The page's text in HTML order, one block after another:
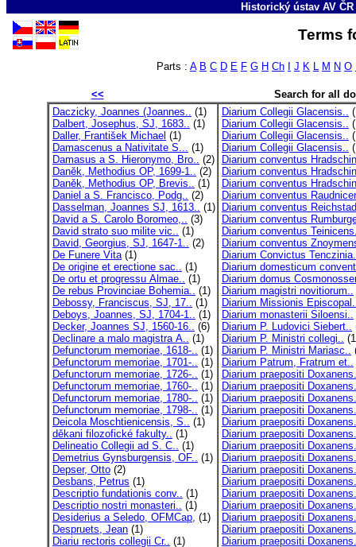
Historický ústav AV
Terms
Parts : A B C D E F G H Ch J K L M N O
<<
Search for all
Daczicky, Joannes (Joannes.. (1)
Dalbert, Josephus, SJ, 1683.. (1)
Daller, František Michael (1)
Damascenus a Nativitate S... (1)
Damasus a S. Hieronymo, Bro.. (2)
Daněk, Methodius OP, 1699-1.. (2)
Daněk, Methodius OP, Brevis.. (1)
Daniel a S. Francisco, Podg.. (2)
Dasselman, Joannes SJ, 1613.. (1)
David a S. Carolo Boromeo,.. (3)
David strato suo milite vic.. (1)
David, Georgius, SJ, 1647-1.. (2)
De Funere Vita(1)
De origine et erectione sac.. (1)
De ortu et progressu Almae.. (1)
De rebus Provinciae Bohemia.. (1)
Debossy, Franciscus, SJ, 17.. (1)
Deboys, Joannes, SJ, 1704-1.. (1)
Decker, Joannes SJ, 1560-16.. (6)
Declinare a malo magistra A.. (1)
Defunctorum memoriae, 1618-.. (1)
Defunctorum memoriae, 1701-.. (1)
Defunctorum memoriae, 1726-.. (1)
Defunctorum memoriae, 1760-.. (1)
Defunctorum memoriae, 1780-.. (1)
Defunctorum memoriae, 1798-.. (1)
Deicola Moschtienicensis, S.. (1)
děkani filozofické fakulty.. (1)
Delineatio Collegii ad S. C.. (1)
Demetrius Gynsburgensis, OF.. (1)
Depser, Otto (2)
Desbans, Petrus (1)
Descriptio fundationis conv.. (1)
Descriptio nostri monasteri.. (1)
Desiderius a Seledo, OFMCap, (1)
Despruets, Jean (1)
Diariu rectoris collegii Cr.. (1)
Diarium Collegii Glacensis..
Diarium Collegii Glacensis..
Diarium Collegii Glacensis..
Diarium Collegii Glacensis..
Diarium conventus
Diarium conventus
Diarium conventus
Diarium conventus
Diarium conventus
Diarium conventus
Diarium conventus
Diarium conventus
Diarium Convictus
Diarium domesticum
Diarium domus
Diarium magistri novitiorum..
Diarium Missionis
Diarium monasterii Siloensi..
Diarium P. Ludovici Siebert..
Diarium P. Ministri collegi..
Diarium P. Ministri Mariasc..
Diarium Patrum, Fratrum et..
Diarium praepositi
Diarium praepositi
Diarium praepositi
Diarium praepositi
Diarium praepositi
Diarium praepositi
Diarium praepositi
Diarium praepositi
Diarium praepositi
Diarium praepositi
Diarium praepositi
Diarium praepositi
Diarium praepositi
Diarium praepositi
Diarium praepositi